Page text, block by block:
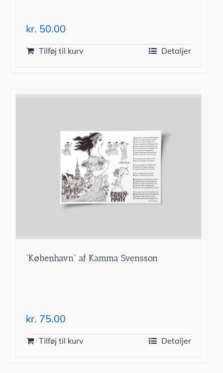
kr. 50.00
Tilføj til kurv Detaljer
”København” af Kamma Svensson
kr. 75.00
Tilføj til kurv Detaljer